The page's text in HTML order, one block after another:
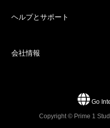
ヘルプとサポート
会社情報
Go
Copyright © Prime 1